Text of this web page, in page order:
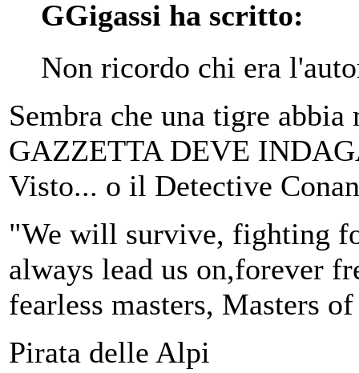
GGigassi ha scritto:
Non ricordo chi era
Sembra che una tigre
GAZZETTA DEVE
Visto... o il Detective Conan
"We will survive, fighting
always lead us on,forever
fearless masters, Masters
Pirata delle Alpi